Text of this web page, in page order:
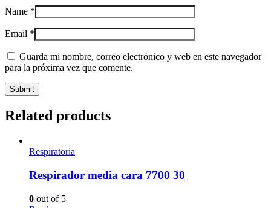
Name *
Email *
Guarda mi nombre, correo electrónico y web en este navegador
para la próxima vez que comente.
Related products
Respiratoria
Respirador media cara 7700 30
0 out of 5